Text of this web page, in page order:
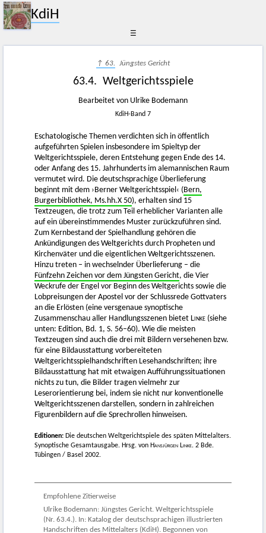
KdiH
☰
↑ 63. Jüngstes Gericht
63.4. Weltgerichtsspiele
Bearbeitet von Ulrike Bodemann
KdiH-Band 7
Eschatologische Themen verdichten sich in öffentlich
aufgeführten Spielen insbesondere im Spieltyp der
Weltgerichtsspiele, deren Entstehung gegen Ende des 14.
oder Anfang des 15. Jahrhunderts im alemannischen Raum
vermutet wird. Die deutschsprachige Überlieferung
beginnt mit dem ›Berner Weltgerichtsspiel‹ (Bern,
Burgerbibliothek, Ms.hh.X 50), erhalten sind 15
Textzeugen, die trotz zum Teil erheblicher Varianten alle
auf ein übereinstimmendes Muster zurückzuführen sind.
Zum Kernbestand der Spielhandlung gehören die
Ankündigungen des Weltgerichts durch Propheten und
Kirchenväter und die eigentlichen Weltgerichtsszenen.
Hinzu treten – in wechselnder Überlieferung – die
Fünfzehn Zeichen vor dem Jüngsten Gericht, die Vier
Weckrufe der Engel vor Beginn des Weltgerichts sowie die
Lobpreisungen der Apostel vor der Schlussrede Gottvaters
an die Erlösten (eine versgenaue synoptische
Zusammenschau aller Handlungsszenen bietet Linke (siehe
unten: Edition, Bd. 1, S. 56–60). Wie die meisten
Textzeugen sind auch die drei mit Bildern versehenen bzw.
für eine Bildausstattung vorbereiteten
Weltgerichtsspielhandschriften Lesehandschriften; ihre
Bildausstattung hat mit etwaigen Aufführungssituationen
nichts zu tun, die Bilder tragen vielmehr zur
Leserorientierung bei, indem sie nicht nur konventionelle
Weltgerichtsszenen darstellen, sondern in zahlreichen
Figurenbildern auf die Sprechrollen hinweisen.
Editionen: Die deutschen Weltgerichtspiele des späten Mittelalters.
Synoptische Gesamtausgabe. Hrsg. von Hansjürgen Linke. 2 Bde.
Tübingen / Basel 2002.
Empfohlene Zitierweise
Ulrike Bodemann: Jüngstes Gericht. Weltgerichtsspiele
(Nr. 63.4.). In: Katalog der deutschsprachigen illustrierten
Handschriften des Mittelalters (KdiH). Begonnen von